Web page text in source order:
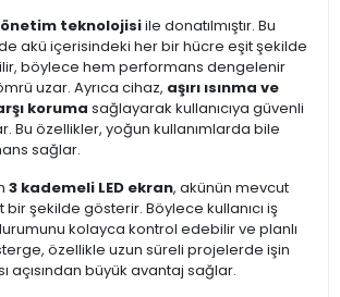
teknolojisiile donatılmıştır. Bu
akü içerisindeki her bir hücre eşit şekilde
böylece hem performans dengelenir
uzar. Ayrıca cihaz, aşırı ısınma ve
koruma sağlayarak kullanıcıya güvenli
Bu özellikler, yoğun kullanımlarda bile
sağlar.
3 kademeli LED ekran, akünün mevcut
şekilde gösterir. Böylece kullanıcı iş
kolayca kontrol edebilir ve planlı
özellikle uzun süreli projelerde işin
açısından büyük avantaj sağlar.